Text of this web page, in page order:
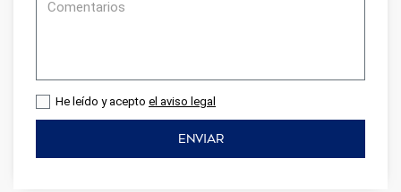
He leído y acepto el aviso legal
ENVIAR